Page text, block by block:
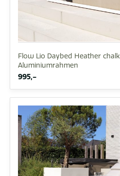
Flow Lio Daybed Heather
Aluminiumrahmen
995,-